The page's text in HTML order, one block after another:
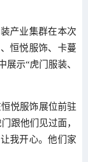
产业集群在本次
恒悦服饰、卡蔓
示“虎门服装、
恒悦服饰展位前驻
跟他们见过面，
我开心。他们家